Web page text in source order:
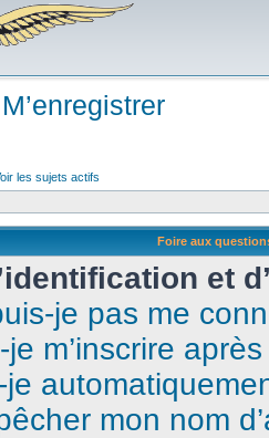
M’enregistrer
les sujets actifs
Foire aux
et
je pas me
m’inscrire
mon nom